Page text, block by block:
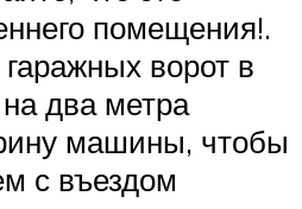
помещения!.
ворот в
два метра
машины, чтобы
с въездом